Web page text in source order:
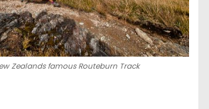
Zealands famous Routeburn Track